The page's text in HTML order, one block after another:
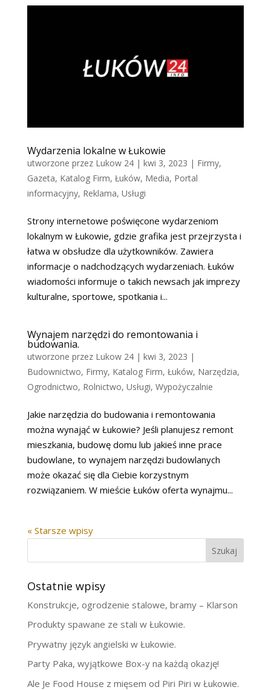
Wydarzenia lokalne w Łukowie
utworzone przez Lukow 24| kwi 3, 2023 | Firmy,
Gazeta, Katalog Firm, Łuków, Media, Portal
informacyjny, Reklama, Usługi
Strony internetowe poświęcone wydarzeniom
lokalnym w Łukowie, gdzie grafika jest przejrzysta i
łatwa w obsłudze dla użytkowników. Zawiera
informacje o nadchodzących wydarzeniach. Łuków
wiadomości informuje o takich newsach jak imprezy
kulturalne, sportowe, spotkania i...
Wynajem narzędzi do remontowania i
budowania.
utworzone przez Lukow 24| kwi 3, 2023 |
Budownictwo, Firmy, Katalog Firm, Łuków, Narzędzia,
Ogrodnictwo, Rolnictwo, Usługi, Wypożyczalnie
Jakie narzędzia do budowania i remontowania
można wynająć w Łukowie? Jeśli planujesz remont
mieszkania, budowę domu lub jakieś inne prace
budowlane, to wynajem narzędzi budowlanych
może okazać się dla Ciebie korzystnym
rozwiązaniem. W mieście Łuków oferta wynajmu...
« Starsze wpisy
Szukaj
Ostatnie wpisy
Konstrukcje, ogrodzenie stalowe, bramy – Klarson
Produkty spawane ze stali w Łukowie.
Prywatny język angielski w Łukowie.
Party Paka, wyjątkowe Box-y na każdą okazję!
Ale Je Food House z mięsem od Piri Piri w Łukowie.